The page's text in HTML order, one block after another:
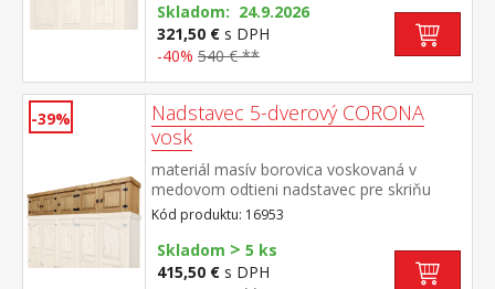
Skladom: 24.9.2026
321,50 € s DPH
-40% 540 € **
-39%
Nadstavec 5-dverový CORONA
vosk
materiál masív borovica voskovaná v
medovom odtieni nadstavec pre skriňu
162819 súčasť zostavy Corona
Kód produktu: 16953
Skladom > 5 ks
415,50 € s DPH